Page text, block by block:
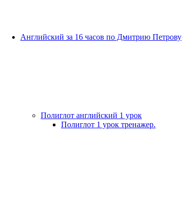
Английский за 16 часов по Дмитрию Петрову
Полиглот английский 1 урок
Полиглот 1 урок тренажер.